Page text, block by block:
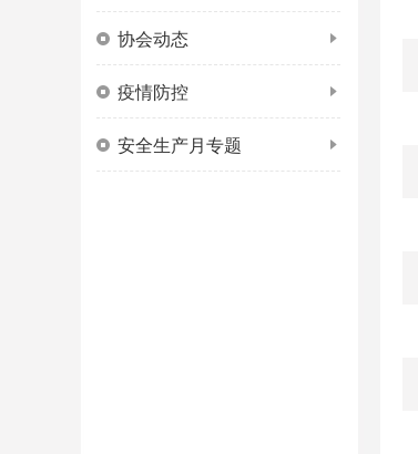
协会动态
疫情防控
安全生产月专题